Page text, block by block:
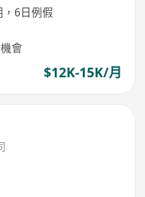
6日例假
會
$12K-15K/月